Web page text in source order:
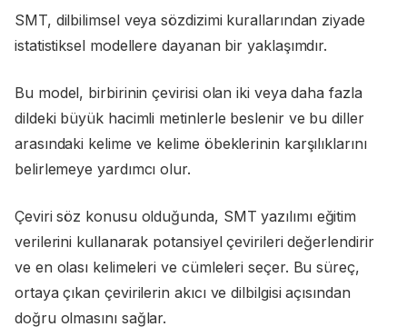
SMT, dilbilimsel veya sözdizimi kurallarından ziyade
istatistiksel modellere dayanan bir yaklaşımdır.
Bu model, birbirinin çevirisi olan iki veya daha fazla
dildeki büyük hacimli metinlerle beslenir ve bu diller
arasındaki kelime ve kelime öbeklerinin karşılıklarını
belirlemeye yardımcı olur.
Çeviri söz konusu olduğunda, SMT yazılımı eğitim
verilerini kullanarak potansiyel çevirileri değerlendirir
ve en olası kelimeleri ve cümleleri seçer. Bu süreç,
ortaya çıkan çevirilerin akıcı ve dilbilgisi açısından
doğru olmasını sağlar.